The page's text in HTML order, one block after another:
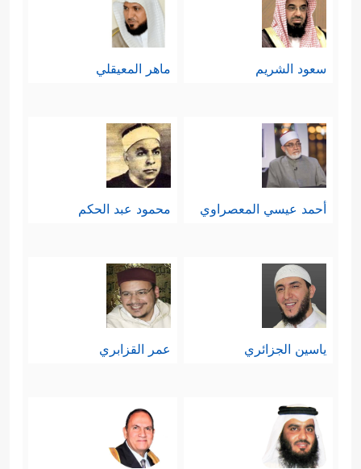
سعود الشريم ماهر المعيقلي
أحمد عيسي المعصراوي محمود عبد الحكم
ياسين الجزائري عمر القزابري